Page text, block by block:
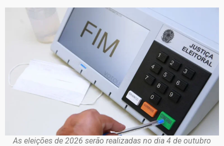
As eleições de 2026 serão realizadas no dia 4 de outubro